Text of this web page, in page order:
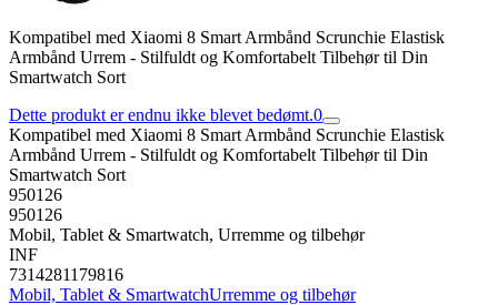
Kompatibel med Xiaomi 8 Smart Armbånd Scrunchie Elastisk
Armbånd Urrem - Stilfuldt og Komfortabelt Tilbehør til Din
Smartwatch Sort
Dette produkt er endnu ikke blevet bedømt.0
Kompatibel med Xiaomi 8 Smart Armbånd Scrunchie Elastisk
Armbånd Urrem - Stilfuldt og Komfortabelt Tilbehør til Din
Smartwatch Sort
950126
950126
Mobil, Tablet & Smartwatch, Urremme og tilbehør
INF
7314281179816
Mobil, Tablet & SmartwatchUrremme og tilbehør